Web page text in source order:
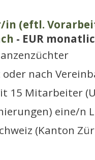
(eftl.
- EUR
nach
15 Mitarbeiter
eine/
(Kanton